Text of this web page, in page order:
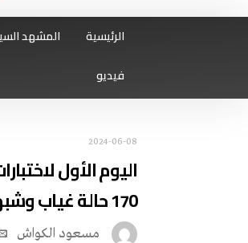
الرئيسية المشهد
فيديو
2024-06-08
اليوم الأول
170 حالة غياب وشبهة غش وحيدة
مسعود الكواش